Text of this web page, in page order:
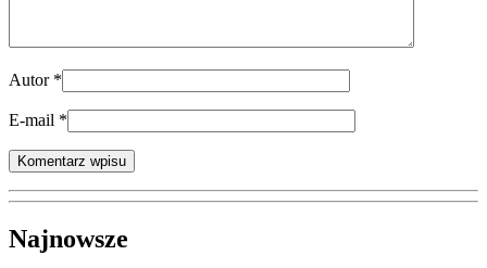
Autor *
E-mail *
Najnowsze